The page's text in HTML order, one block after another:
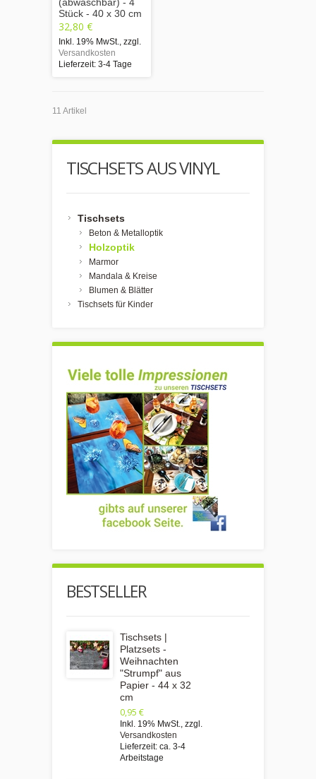
Stück - 40 x 30 cm
32,80 €
Inkl. 19% MwSt. zzgl.
Versandkosten
Lieferzeit: 3-4 Tage
11 Artikel
TISCHSETS AUS VINYL
Tischsets
Beton & Metalloptik
Holzoptik
Marmor
Mandala & Kreise
Blumen & Blätter
Tischsets für Kinder
BESTSELLER
Tischsets |
Platzsets -
Weihnachten
"Strumpf" aus
Papier - 44 x 32
cm
0,95 €
Inkl. 19% MwSt. zzgl.
Versandkosten
Lieferzeit: ca. 3-4
Arbeitstage